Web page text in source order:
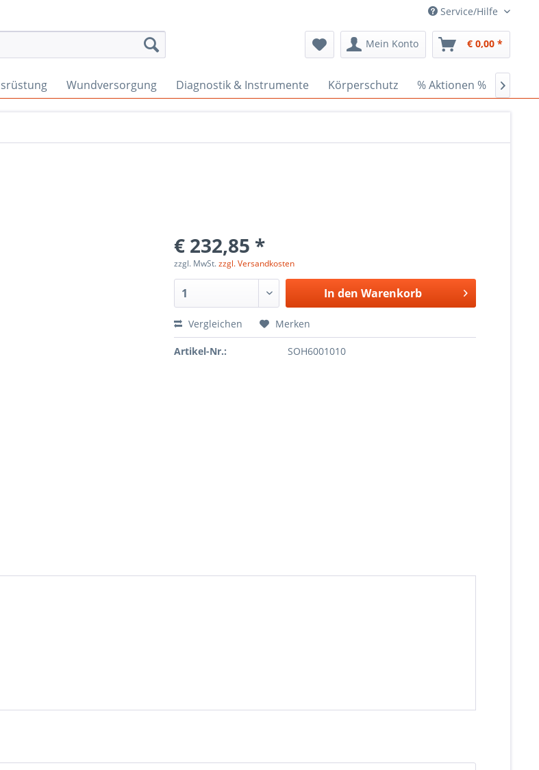
Service/Hilfe
Mein Konto € 0,00 *
Wundversorgung Diagnostik & Instrumente Körperschutz % Aktionen % 
€ 232,85 *
zzgl. MwSt.zzgl. Versandkosten
In den Warenkorb
Vergleichen Merken
Artikel-Nr.: SOH6001010